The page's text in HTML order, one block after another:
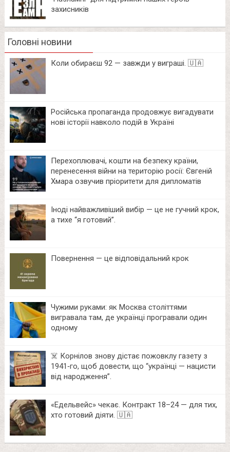
захисників
Головні новини
Коли обираєш 92 — завжди у виграші. 🇺🇦
Російська пропаганда продовжує вигадувати
нові історії навколо подій в Україні
Перехоплювачі, кошти на безпеку країни,
перенесення війни на територію росії: Євгеній
Хмара озвучив пріоритети для дипломатів
Іноді найважливіший вибір — це не гучний крок,
а тихе “я готовий”.
Повернення — це відповідальний крок
Чужими руками: як Москва століттями
вигравала там, де українці програвали один
одному
☠️ Корнілов знову дістає пожовклу газету з
1941‑го, щоб довести, що “українці — нацисти
від народження”.
«Едельвейс» чекає. Контракт 18–24 — для тих,
хто готовий діяти. 🇺🇦